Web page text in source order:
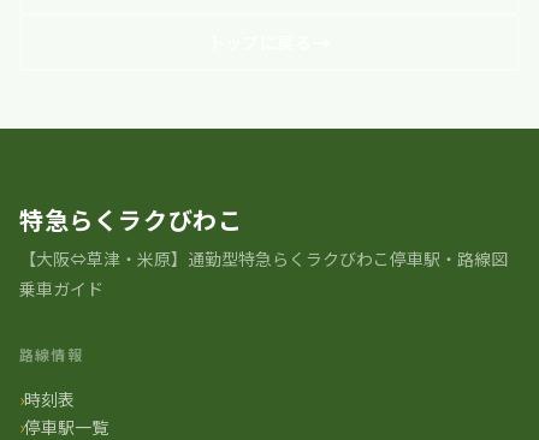
特急らくラクびわこ
【大阪⇔草津・米原】通勤型特急らくラクびわこ停車駅・路線図
乗車ガイド
路線情報
時刻表
停車駅一覧